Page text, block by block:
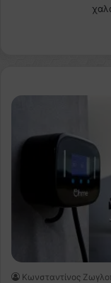
Κωνσταντίνος